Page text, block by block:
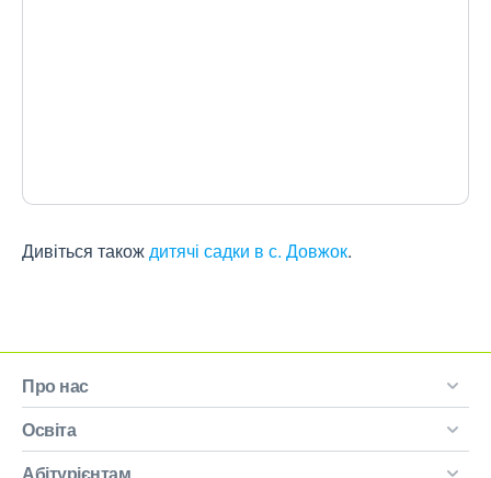
Дивіться такождитячі садки в с. Довжок.
Про нас
Освіта